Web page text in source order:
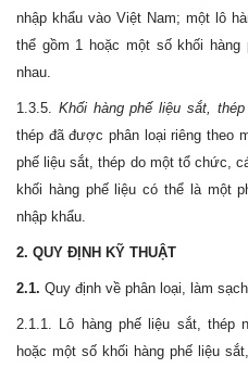
nhập khẩu vào Việt Nam; một lô
thể gồm 1 hoặc một số khối
nhau.
1.3.5. Khối hàng phế liệu sắt, thép
thép đã được phân loại riêng theo
phế liệu sắt, thép do một tổ chức,
khối hàng phế liệu có thể là một
nhập khẩu.
2. QUY ĐỊNH KỸ THUẬT
2.1. Quy định về phân loại, làm
2.1.1. Lô hàng phế liệu sắt, thép
hoặc một số khối hàng phế liệu